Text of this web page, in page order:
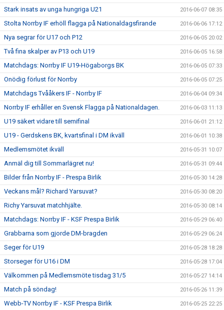
Stark insats av unga hungriga U21 2016-06-07 08:35
Stolta Norrby IF erhöll flagga på Nationaldagsfirande 2016-06-06 17:12
Nya segrar för U17 och P12 2016-06-05 20:02
Två fina skalper av P13 och U19 2016-06-05 16:58
Matchdags: Norrby IF U19-Högaborgs BK 2016-06-05 07:33
Onödig förlust för Norrby 2016-06-05 07:25
Matchdags Tvååkers IF - Norrby IF 2016-06-04 09:34
Norrby IF erhåller en Svensk Flagga på Nationaldagen. 2016-06-03 11:13
U19 säkert vidare till semifinal 2016-06-01 21:12
U19 - Gerdskens BK, kvartsfinal i DM ikväll 2016-06-01 10:38
Medlemsmötet ikväll 2016-05-31 10:07
Anmäl dig till Sommarlägret nu! 2016-05-31 09:44
Bilder från Norrby IF - Prespa Birlik 2016-05-30 14:28
Veckans mål? Richard Yarsuvat? 2016-05-30 08:20
Richy Yarsuvat matchhjälte. 2016-05-30 08:14
Matchdags: Norrby IF - KSF Prespa Birlik 2016-05-29 06:40
Grabbarna som gjorde DM-bragden 2016-05-29 06:24
Seger för U19 2016-05-28 18:28
Storseger för U16 i DM 2016-05-28 17:04
Välkommen på Medlemsmöte tisdag 31/5 2016-05-27 14:14
Match på söndag! 2016-05-26 11:39
Webb-TV Norrby IF - KSF Prespa Birlik 2016-05-25 22:25